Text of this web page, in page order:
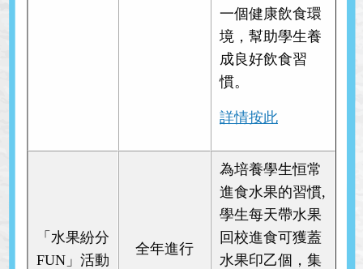
一個健康飲食環
境，幫助學生養
成良好飲食習
慣。
詳情按此
「水果紛分
FUN」活動
全年進行
為培養學生恒常
進食水果的習慣,
學生每天帶水果
回校進食可獲蓋
水果印乙個，集